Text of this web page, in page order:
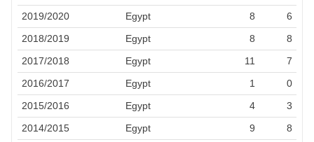
2019/2020
Egypt 8
6
2018/2019
Egypt 8
8
2017/2018
Egypt 11
7
2016/2017
Egypt 1
0
2015/2016
Egypt 4
3
2014/2015
Egypt 9
8